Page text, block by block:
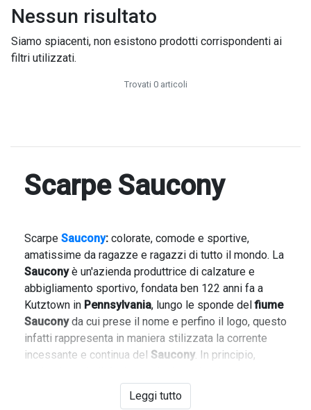
Nessun risultato
Siamo spiacenti, non esistono prodotti corrispondenti ai
filtri utilizzati.
Trovati 0 articoli
Scarpe Saucony
Scarpe Saucony: colorate, comode e sportive,
amatissime da ragazze e ragazzi di tutto il mondo. La
Sauconyè un'azienda produttrice di calzature e
abbigliamento sportivo, fondata ben 122 anni fa a
Kutztown in Pennsylvania, lungo le sponde delfiume
Sauconyda cui prese il nome e perfino il logo, questo
infatti rappresenta in maniera stilizzata la corrente
incessante e continua del Saucony. In principio,
sportive per l'atletica leggera. Oggi la
esporta in tutto il mondo e produce scarpe da corsa e
Leggi tutto